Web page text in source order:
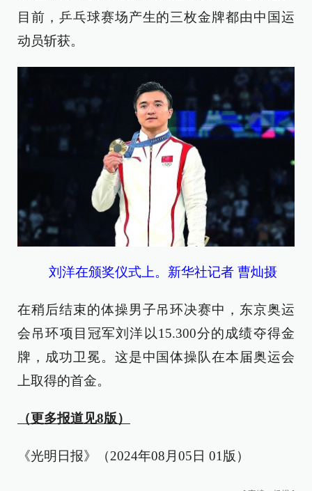
目前，乒乓球赛场产生的三枚金牌都由中国运
动员斩获。
刘洋在颁奖仪式上。新华社记者 曹灿摄
在稍后结束的体操男子吊环决赛中，东京奥运
会吊环项目冠军刘洋以15.300分的成绩夺得金
牌，成功卫冕。这是中国体操队在本届奥运会
上取得的首金。
（更多报道见8版）
《光明日报》（2024年08月05日 01版）